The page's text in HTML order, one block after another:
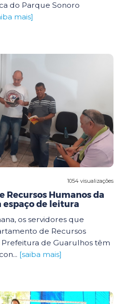
do Parque Sonoro
mais]
1054 visualizações
Recursos Humanos da
de leitura
os servidores que
de Recursos
Prefeitura de Guarulhos têm
[saiba mais]